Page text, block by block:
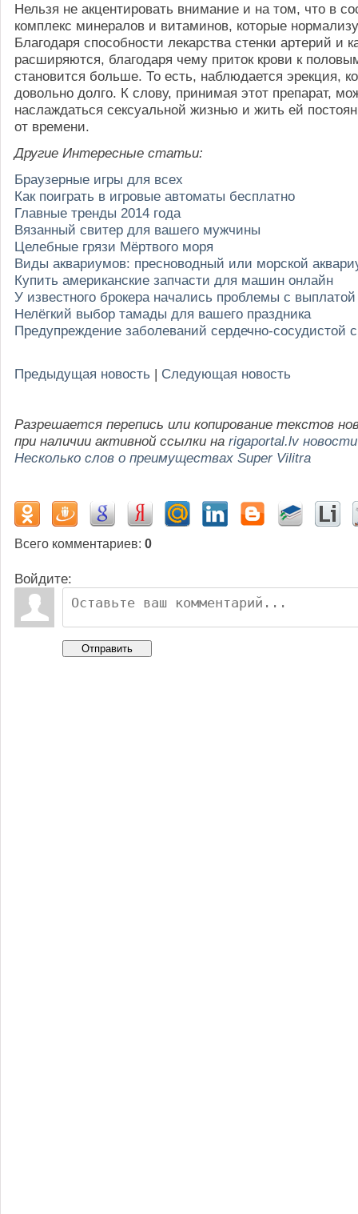
Нельзя не акцентировать внимание и на том, что в
комплекс минералов и витаминов, которые
Благодаря способности лекарства стенки артерий и
расширяются, благодаря чему приток крови к
становится больше. То есть, наблюдается эрекция,
довольно долго. К слову, принимая этот препарат,
наслаждаться сексуальной жизнью и жить ей
от времени.
Другие Интересные статьи:
Браузерные игры для всех
Как поиграть в игровые автоматы бесплатно
Главные тренды 2014 года
Вязанный свитер для вашего мужчины
Целебные грязи Мёртвого моря
Виды аквариумов: пресноводный или морской
Купить американские запчасти для машин онлайн
У известного брокера начались проблемы с
Нелёгкий выбор тамады для вашего праздника
Предупреждение заболеваний сердечно-сосудистой
Предыдущая новость | Следующая новость
Разрешается перепись или копирование текстов
при наличии активной ссылки на rigaportal.lv новости
Несколько слов о преимуществах Super Vilitra
Всего комментариев: 0
Войдите:
Отправить